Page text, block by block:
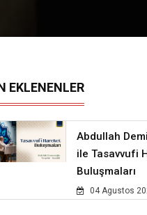
EKLENENLER
Abdullah
ile Tasavvufi
Buluşmaları
04 Agustos